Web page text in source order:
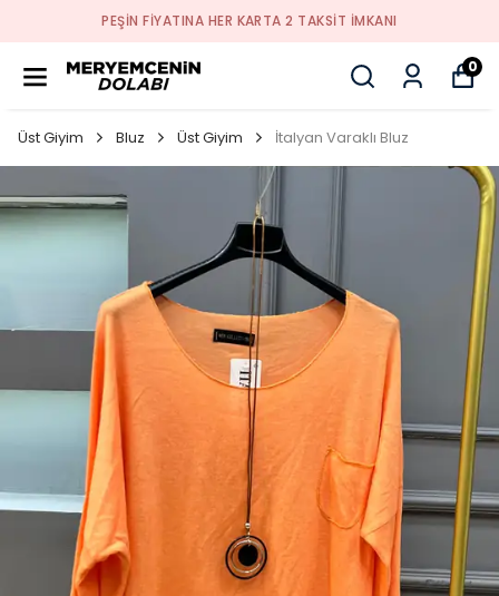
PEŞİN FİYATINA HER KARTA 2 TAKSİT İMKANI
0
Üst Giyim Bluz Üst Giyim İtalyan Varaklı Bluz